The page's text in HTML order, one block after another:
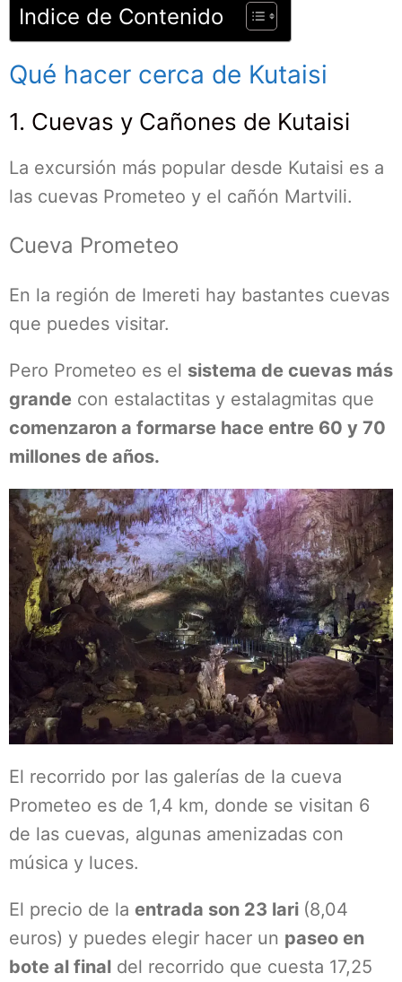
Indice de Contenido
Qué hacer cerca de Kutaisi
1. Cuevas y Cañones de Kutaisi
La excursión más popular desde Kutaisi es a
las cuevas Prometeo y el cañón Martvili.
Cueva Prometeo
En la región de Imereti hay bastantes cuevas
que puedes visitar.
Pero Prometeo es el sistema de cuevas más
grande con estalactitas y estalagmitas que
comenzaron a formarse hace entre 60 y 70
millones de años.
El recorrido por las galerías de la cueva
Prometeo es de 1,4 km, donde se visitan 6
de las cuevas, algunas amenizadas con
música y luces.
El precio de la entrada son 23 lari (8,04
euros) y puedes elegir hacer un paseo en
bote al final del recorrido que cuesta 17,25